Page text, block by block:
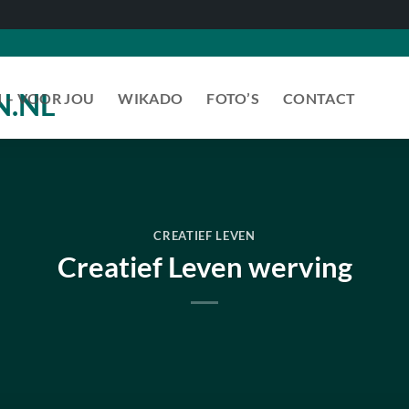
– VOOR JOU WIKADO FOTO’S CONTACT
CREATIEF LEVEN
Creatief Leven werving